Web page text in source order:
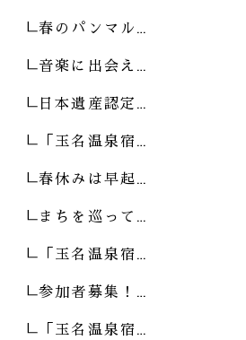
春のパンマル…
音楽に出会え…
日本遺産認定…
「玉名温泉宿…
春休みは早起…
まちを巡って…
「玉名温泉宿…
参加者募集！…
「玉名温泉宿…